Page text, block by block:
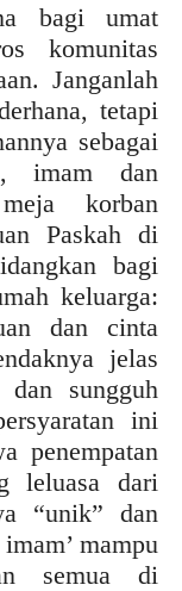
bagi umat
komunitas
Janganlah
tetapi
sebagai
imam dan
korban
Paskah di
bagi
keluarga:
dan cinta
jelas
sungguh
ini
penempatan
leluasa dari
“unik” dan
mampu
semua di